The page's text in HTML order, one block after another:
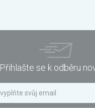
Přihlašte se k odběru